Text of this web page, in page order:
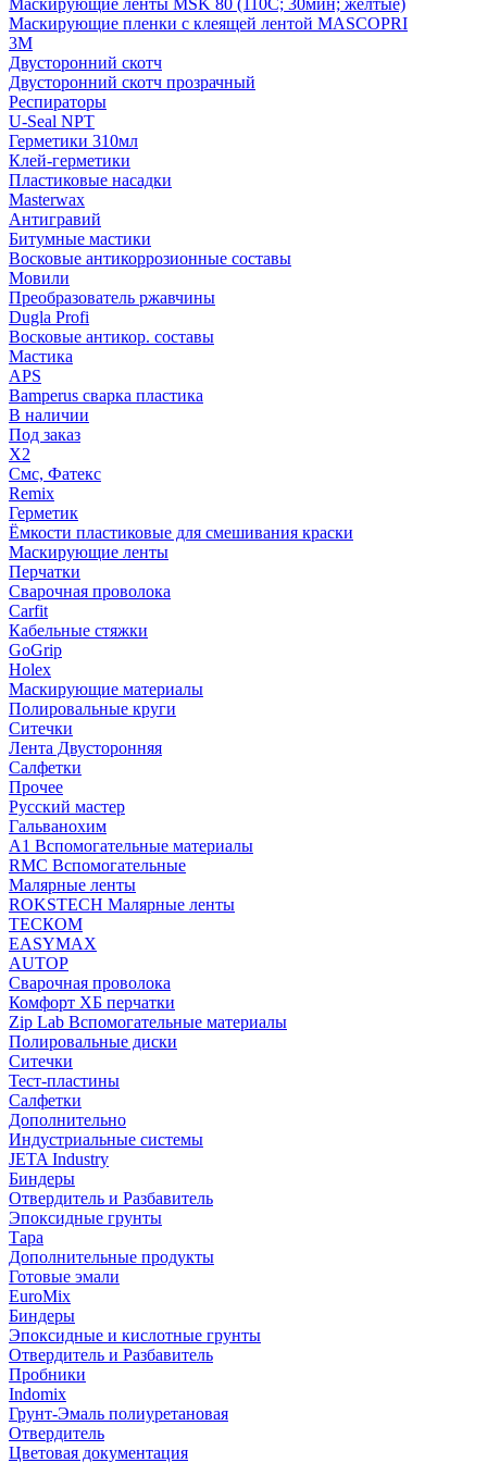
Маскирующие ленты MSK 80 (110С; 30мин; желтые)
Маскирующие пленки с клеящей лентой MASCOPRI
3M
Двусторонний скотч
Двусторонний скотч прозрачный
Респираторы
U-Seal NPT
Герметики 310мл
Клей-герметики
Пластиковые насадки
Masterwax
Антигравий
Битумные мастики
Восковые антикоррозионные составы
Мовили
Преобразователь ржавчины
Dugla Profi
Восковые антикор. составы
Мастика
APS
Bamperus сварка пластика
В наличии
Под заказ
X2
Смс, Фатекс
Remix
Герметик
Ёмкости пластиковые для смешивания краски
Маскирующие ленты
Перчатки
Сварочная проволока
Carfit
Кабельные стяжки
GoGrip
Holex
Маскирующие материалы
Полировальные круги
Ситечки
Лента Двусторонняя
Салфетки
Прочее
Русский мастер
Гальванохим
А1 Вспомогательные материалы
RMC Вспомогательные
Малярные ленты
ROKSTECH Малярные ленты
ТЕСКОМ
EASYMAX
AUTOP
Сварочная проволока
Комфорт ХБ перчатки
Zip Lab Вспомогательные материалы
Полировальные диски
Ситечки
Тест-пластины
Салфетки
Дополнительно
Индустриальные системы
JETA Industry
Биндеры
Отвердитель и Разбавитель
Эпоксидные грунты
Тара
Дополнительные продукты
Готовые эмали
EuroMix
Биндеры
Эпоксидные и кислотные грунты
Отвердитель и Разбавитель
Пробники
Indomix
Грунт-Эмаль полиуретановая
Отвердитель
Цветовая документация